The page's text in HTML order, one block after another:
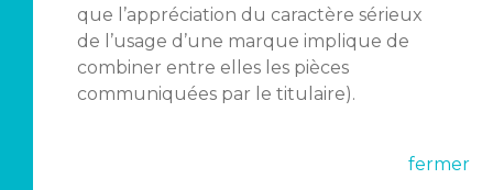
que l’appréciation du caractère sérieux
de l’usage d’une marque implique de
combiner entre elles les pièces
communiquées par le titulaire).
fermer